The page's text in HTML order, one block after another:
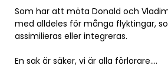
Som har att möta Donald och
med alldeles för många flyktingar,
assimilieras eller integreras.
En sak är säker, vi är alla förlorare….